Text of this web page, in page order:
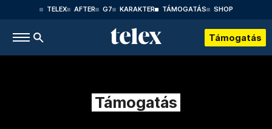
TELEX AFTER G7 KARAKTER TÁMOGATÁS SHOP
Támogatás
Támogatás